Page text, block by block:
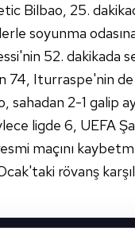
Bilbao, 25.
soyunma
52. dakikada
74, Iturraspe'nin
2-1 galip
ligde 6, UEFA
maçını
rövanş